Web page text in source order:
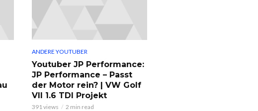
ANDERE YOUTUBER
Youtuber JP Performance:
JP Performance – Passt
der Motor rein? | VW Golf
VII 1.6 TDI Projekt
391 views 2 min read